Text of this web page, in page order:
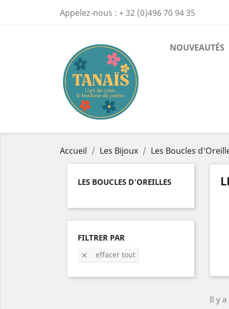
Appelez-nous : + 32 (0)496 70 94 35
NOUVEAUTÉS
Accueil Les Bijoux Les Boucles
LES BOUCLES D'OREILLES
FILTRER PAR
 effacer tout
Il y a